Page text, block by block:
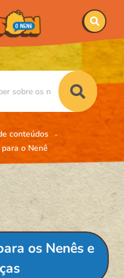
conteúdos
o Nenê
os Nenês e